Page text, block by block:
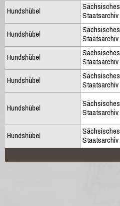
Hundshübel
Sächsisches
Staatsarchiv
Hundshübel
Sächsisches
Staatsarchiv
Hundshübel
Sächsisches
Staatsarchiv
Hundshübel
Sächsisches
Staatsarchiv
Hundshübel
Sächsisches
Staatsarchiv
Hundshübel
Sächsisches
Staatsarchiv